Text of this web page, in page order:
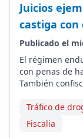
Juicios
castiga
Publicado el
El régimen
con penas de
También
Tráfico de
Fiscalia